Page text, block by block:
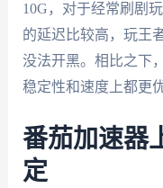
10G，对于经常刷剧
的延迟比较高，玩王
没法开黑。相比之下，
稳定性和速度上都更
番茄加速器
定